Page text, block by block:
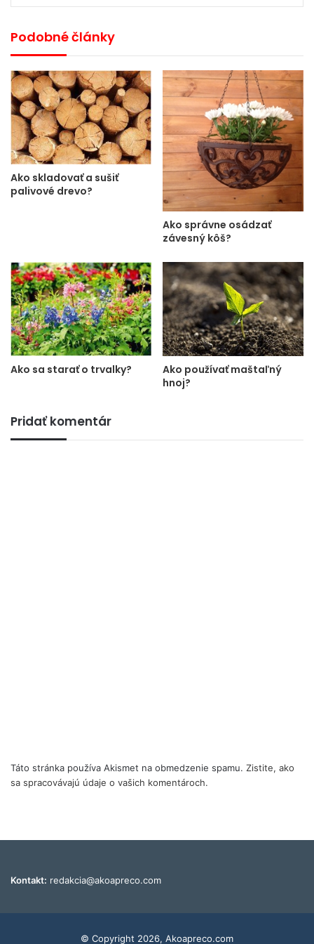
Podobné články
Ako skladovať a sušiť
palivové drevo?
Ako správne osádzať
závesný kôš?
Ako sa starať o trvalky?
Ako používať maštaľný
hnoj?
Pridať komentár
Táto stránka používa Akismet na obmedzenie spamu. Zistite, ako
sa spracovávajú údaje o vašich komentároch.
Kontakt: redakcia@akoapreco.com
© Copyright 2026, Akoapreco.com